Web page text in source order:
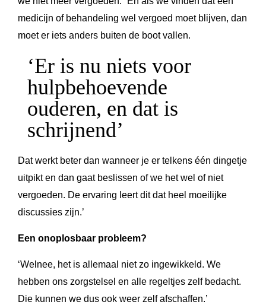
medicijn of behandeling wel vergoed moet blijven, dan
moet er iets anders buiten de boot vallen.
‘Er is nu niets voor
hulpbehoevende
ouderen, en dat is
schrijnend’
Dat werkt beter dan wanneer je er telkens één dingetje
uitpikt en dan gaat beslissen of we het wel of niet
vergoeden. De ervaring leert dit dat heel moeilijke
discussies zijn.’
Een onoplosbaar probleem?
‘Welnee, het is allemaal niet zo ingewikkeld. We
hebben ons zorgstelsel en alle regeltjes zelf bedacht.
Die kunnen we dus ook weer zelf afschaffen.’